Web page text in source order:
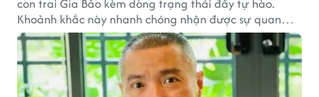
Khoảnh khắc này nhanh chóng nhận được sự quan
tâm từ đông đảo khán giả.